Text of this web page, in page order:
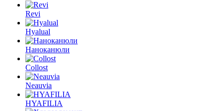
Revi
Hyalual
Наноканюли
Collost
Neauvia
HYAFILIA